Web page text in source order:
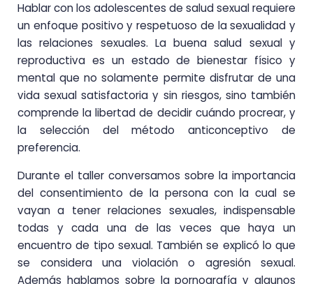
Hablar con los adolescentes de salud sexual requiere
un enfoque positivo y respetuoso de la sexualidad y
las relaciones sexuales. La buena salud sexual y
reproductiva es un estado de bienestar físico y
mental que no solamente permite disfrutar de una
vida sexual satisfactoria y sin riesgos, sino también
comprende la libertad de decidir cuándo procrear, y
la selección del método anticonceptivo de
preferencia.
Durante el taller conversamos sobre la importancia
del consentimiento de la persona con la cual se
vayan a tener relaciones sexuales, indispensable
todas y cada una de las veces que haya un
encuentro de tipo sexual. También se explicó lo que
se considera una violación o agresión sexual.
Además hablamos sobre la pornografía y algunos